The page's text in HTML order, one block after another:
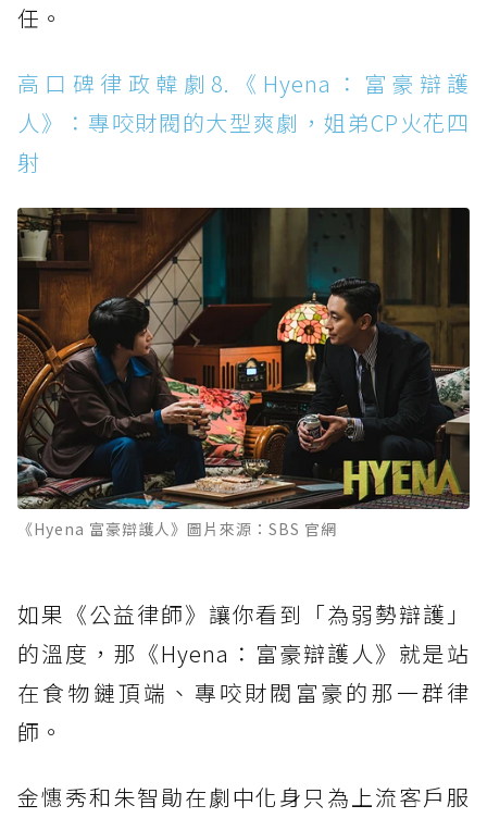
任。
高口碑律政韓劇8.《Hyena：富豪辯護
人》：專咬財閥的大型爽劇，姐弟CP火花四
射
《Hyena 富豪辯護人》圖片來源：SBS 官網
如果《公益律師》讓你看到「為弱勢辯護」
的溫度，那《Hyena：富豪辯護人》就是站
在食物鏈頂端、專咬財閥富豪的那一群律
師。
金憓秀和朱智勛在劇中化身只為上流客戶服